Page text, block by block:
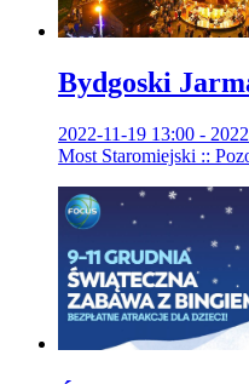
Bydgoski
2022-11-19 13:00 -
Most Staromiejski ::